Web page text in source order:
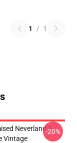
1 / 1
Neverland T-
Vintage
-20%